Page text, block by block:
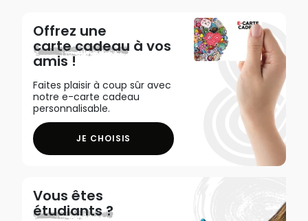
Offrez une
carte cadeau à vos
amis !
Faites plaisir à coup sûr avec
notre e-carte cadeau
personnalisable.
JE CHOISIS
Vous êtes
étudiants ?